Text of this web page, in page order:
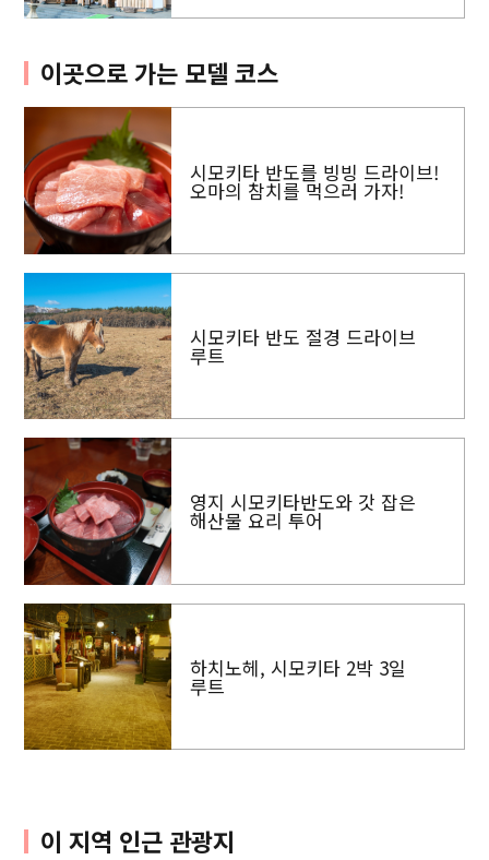
이곳으로 가는 모델 코스
시모키타 반도를 빙빙 드라이브!
오마의 참치를 먹으러 가자!
시모키타 반도 절경 드라이브
루트
영지 시모키타반도와 갓 잡은
해산물 요리 투어
하치노헤, 시모키타 2박 3일
루트
이 지역 인근 관광지